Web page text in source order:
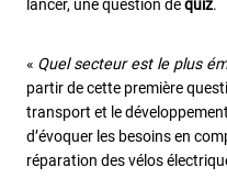
lancer, une question dequiz.
« Quel secteur est le plus
partir de cette première
transport et le
d’évoquer les besoins en
réparation des vélos